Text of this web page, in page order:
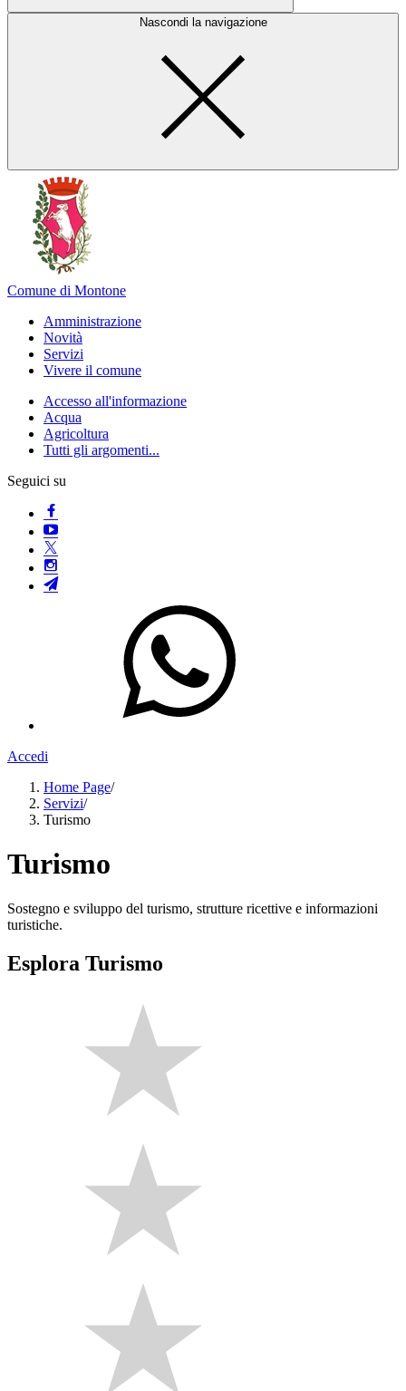
Nascondi la navigazione
Comune di Montone
Amministrazione
Novità
Servizi
Vivere il comune
Accesso all'informazione
Acqua
Agricoltura
Tutti gli argomenti...
Seguici su
Accedi
Home Page/
Servizi/
Turismo
Turismo
Sostegno e sviluppo del turismo, strutture ricettive e informazioni
turistiche.
Esplora Turismo